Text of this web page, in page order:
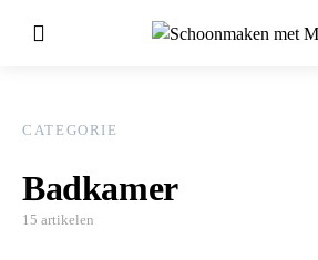
CATEGORIE
Badkamer
15 artikelen